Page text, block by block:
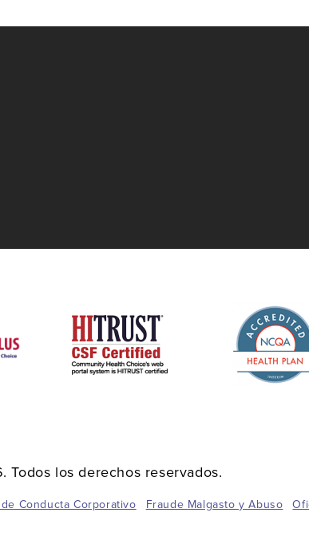
los derechos reservados.
Conducta Corporativo Fraude Malgasto y Abuso